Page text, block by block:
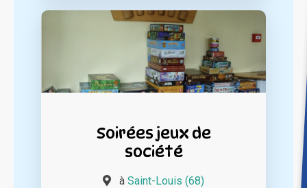
Soirées jeux de
société
à Saint-Louis (68)